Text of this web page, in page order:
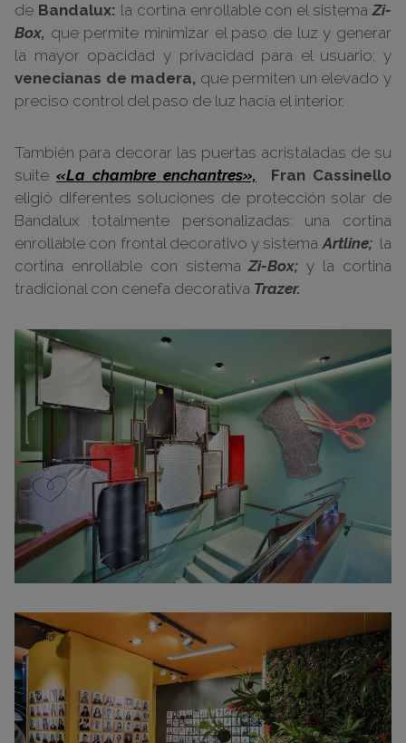
de Bandalux: la cortina enrollable con el sistemaZi-
Box, que permite minimizar el paso de luz y generar
la mayor opacidad y privacidad para el usuario; y
venecianas de madera, que permiten un elevado y
preciso control del paso de luz hacía el interior.
También para decorar las puertas acristaladas de su
suite «La chambre enchantres»,
Fran Cassinello
eligió diferentes soluciones de protección solar de
Bandalux totalmente personalizadas: una cortina
enrollable con frontal decorativo y sistemaArtline;la
cortina enrollable con sistemaZi-Box; y la cortina
tradicional con cenefa decorativa Trazer.